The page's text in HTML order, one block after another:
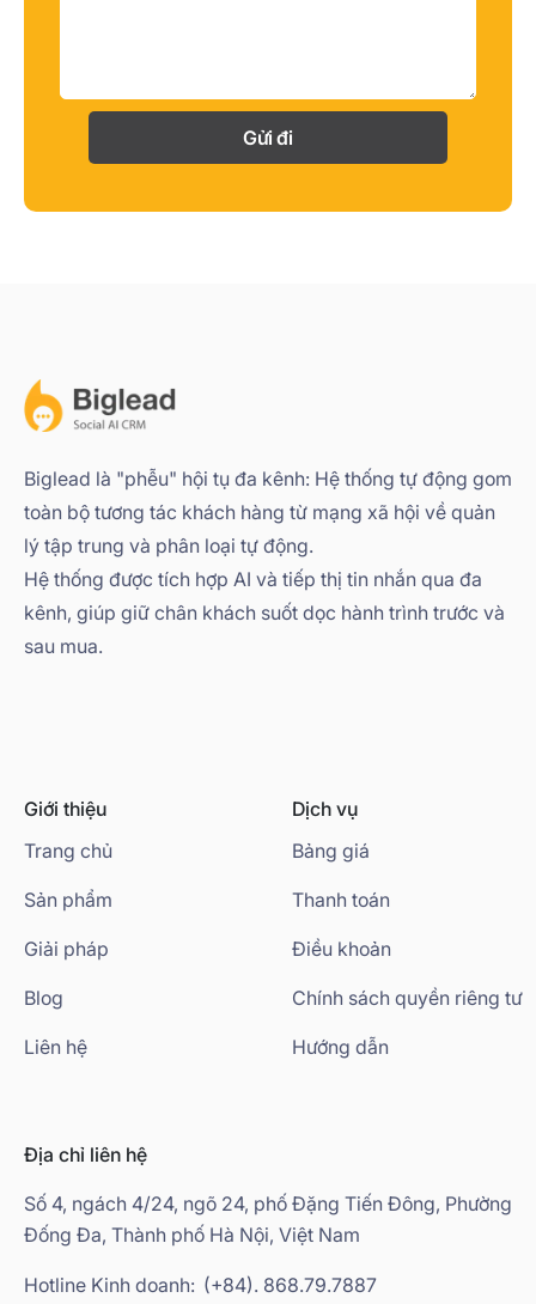
Gửi đi
Biglead là "phễu" hội tụ đa kênh: Hệ thống tự động gom
toàn bộ tương tác khách hàng từ mạng xã hội về quản
lý tập trung và phân loại tự động.
Hệ thống được tích hợp AI và tiếp thị tin nhắn qua đa
kênh, giúp giữ chân khách suốt dọc hành trình trước và
sau mua.
Giới thiệu
Trang chủ
Sản phẩm
Giải pháp
Blog
Liên hệ
Dịch vụ
Bảng giá
Thanh toán
Điều khoản
Chính sách quyền riêng tư
Hướng dẫn
Địa chỉ liên hệ
Số 4, ngách 4/24, ngõ 24, phố Đặng Tiến Đông, Phường
Đống Đa, Thành phố Hà Nội, Việt Nam
Hotline Kinh doanh: (+84). 868.79.7887